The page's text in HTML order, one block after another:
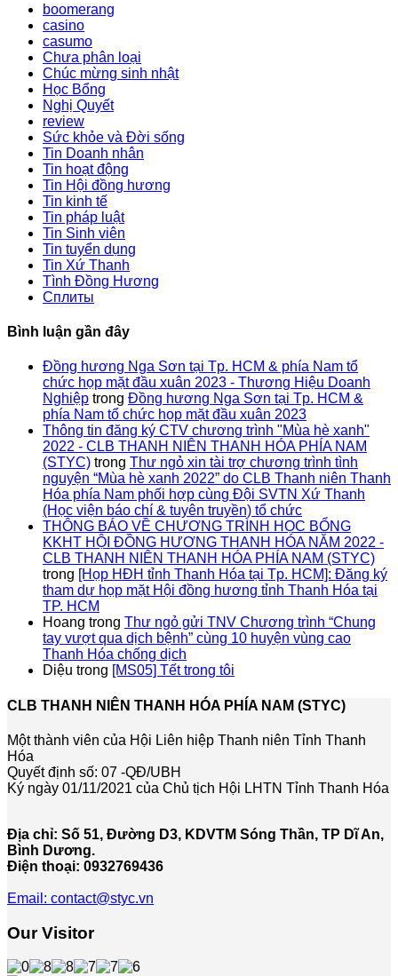
boomerang
casino
casumo
Chưa phân loại
Chúc mừng sinh nhật
Học Bổng
Nghị Quyết
review
Sức khỏe và Đời sống
Tin Doanh nhân
Tin hoạt động
Tin Hội đồng hương
Tin kinh tế
Tin pháp luật
Tin Sinh viên
Tin tuyển dụng
Tin Xứ Thanh
Tình Đồng Hương
Сплиты
Bình luận gần đây
Đồng hương Nga Sơn tại Tp. HCM & phía Nam tổ
chức họp mặt đầu xuân 2023 - Thương Hiệu Doanh
Nghiệp trong Đồng hương Nga Sơn tại Tp. HCM &
phía Nam tổ chức họp mặt đầu xuân 2023
Thông tin đăng ký CTV chương trình "Mùa hè xanh"
2022 - CLB THANH NIÊN THANH HÓA PHÍA NAM
(STYC) trong Thư ngỏ xin tài trợ chương trình tình
nguyện “Mùa hè xanh 2022” do CLB Thanh niên Thanh
Hóa phía Nam phối hợp cùng Đội SVTN Xứ Thanh
(Học viện báo chí & tuyên truyền) tổ chức
THÔNG BÁO VỀ CHƯƠNG TRÌNH HỌC BỔNG
KKHT HỘI ĐỒNG HƯƠNG THANH HÓA NĂM 2022 -
CLB THANH NIÊN THANH HÓA PHÍA NAM (STYC)
trong
[Họp HĐH tỉnh Thanh Hóa tại Tp. HCM]: Đăng ký
tham dự họp mặt Hội đồng hương tỉnh Thanh Hóa tại
TP. HCM
Hoang trong Thư ngỏ gửi TNV Chương trình “Chung
tay vượt qua dịch bệnh” cùng 10 huyện vùng cao
Thanh Hóa chống dịch
Diệu trong [MS05] Tết trong tôi
CLB THANH NIÊN THANH HÓA PHÍA NAM (STYC)
Một thành viên của Hội Liên hiệp Thanh niên Tỉnh Thanh
Hóa
Quyết định số: 07 -QĐ/UBH
Ký ngày 01/11/2021 của Chủ tịch Hội LHTN Tỉnh Thanh Hóa
Địa chỉ: Số 51, Đường D3, KDVTM Sóng Thần, TP Dĩ An,
Bình Dương.
Điện thoại: 0932769436
Email: contact@styc.vn
Our Visitor